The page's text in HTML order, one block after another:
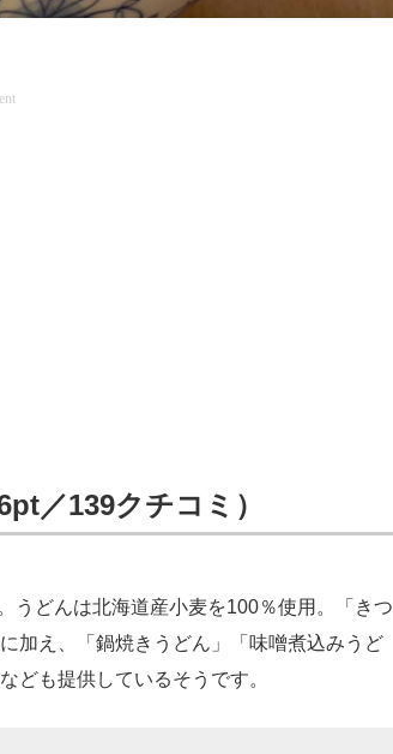
／139クチコミ）
どんは北海道産小麦を100％使用。「きつ
加え、「鍋焼きうどん」「味噌煮込みうど
ども提供しているそうです。